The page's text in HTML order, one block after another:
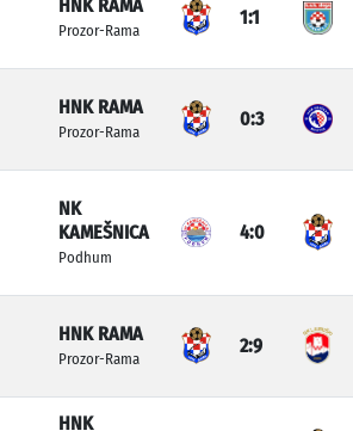
HNK RAMA
Prozor-Rama
1:1
HNK RAMA
Prozor-Rama
0:3
NK
KAMEŠNICA
Podhum
4:0
HNK RAMA
Prozor-Rama
2:9
HNK